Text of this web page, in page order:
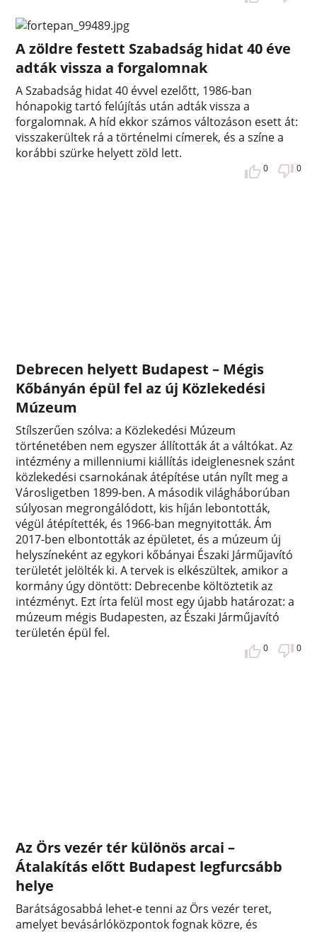
A zöldre festett Szabadság hidat 40 éve
adták vissza a forgalomnak
A Szabadság hidat 40 évvel ezelőtt, 1986-ban
hónapokig tartó felújítás után adták vissza a
forgalomnak. A híd ekkor számos változáson esett át:
visszakerültek rá a történelmi címerek, és a színe a
korábbi szürke helyett zöld lett.
0 0
Debrecen helyett Budapest – Mégis
Kőbányán épül fel az új Közlekedési
Múzeum
Stílszerűen szólva: a Közlekedési Múzeum
történetében nem egyszer állították át a váltókat. Az
intézmény a millenniumi kiállítás ideiglenesnek szánt
közlekedési csarnokának átépítése után nyílt meg a
Városligetben 1899-ben. A második világháborúban
súlyosan megrongálódott, kis híján lebontották,
végül átépítették, és 1966-ban megnyitották. Ám
2017-ben elbontották az épületet, és a múzeum új
helyszíneként az egykori kőbányai Északi Járműjavító
területét jelölték ki. A tervek is elkészültek, amikor a
kormány úgy döntött: Debrecenbe költöztetik az
intézményt. Ezt írta felül most egy újabb határozat: a
múzeum mégis Budapesten, az Északi Járműjavító
területén épül fel.
0 0
Az Örs vezér tér különös arcai –
Átalakítás előtt Budapest legfurcsább
helye
Barátságosabbá lehet-e tenni az Örs vezér teret,
amelyet bevásárlóközpontok fognak közre, és